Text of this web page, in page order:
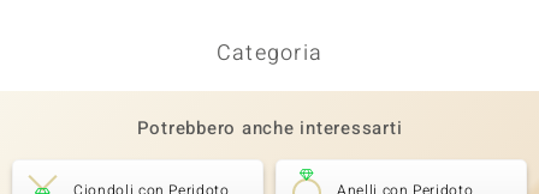
Categoria
Potrebbero anche interessarti